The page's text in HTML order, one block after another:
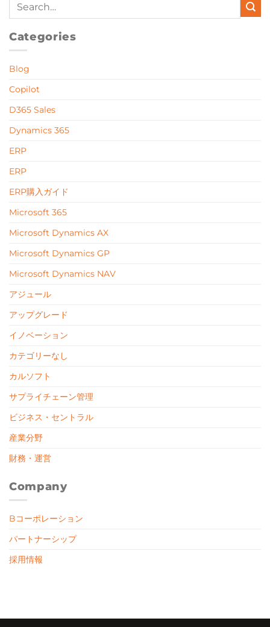
Categories
Blog
Copilot
D365 Sales
Dynamics 365
ERP
ERP
ERP購入ガイド
Microsoft 365
Microsoft Dynamics AX
Microsoft Dynamics GP
Microsoft Dynamics NAV
アジュール
アップグレード
イノベーション
カテゴリーなし
カルソフト
サプライチェーン管理
ビジネス・セントラル
産業分野
財務・運営
Company
Bコーポレーション
パートナーシップ
採用情報